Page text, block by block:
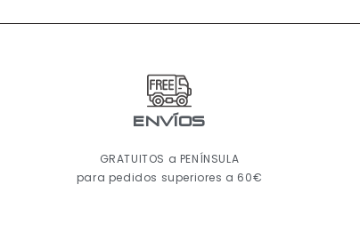
ENVÍOS
GRATUITOS a PENÍNSULA
para pedidos superiores a 60€